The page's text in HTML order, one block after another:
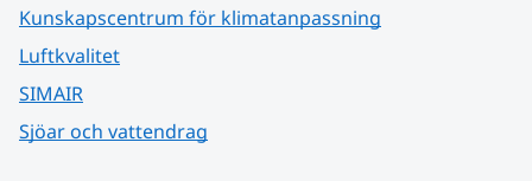
Kunskapscentrum för klimatanpassning
Luftkvalitet
SIMAIR
Sjöar och vattendrag